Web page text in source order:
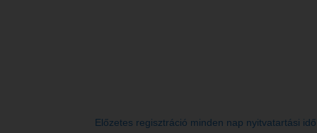
Előzetes regisztráció minden nap nyitvatartási